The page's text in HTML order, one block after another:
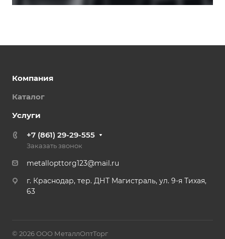
Компания
Каталог
Услуги
+7 (861) 29-29-555
Заказать звонок
metallopttorg123@mail.ru
г. Краснодар, тер. ДНТ Магистраль, ул. 9-я Тихая,
63
© 2026 ООО МеталлОптТорг